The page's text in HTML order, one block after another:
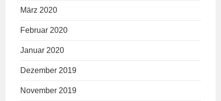
März 2020
Februar 2020
Januar 2020
Dezember 2019
November 2019